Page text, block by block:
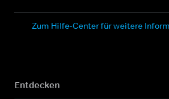
Zum Hilfe-Center für weitere
Entdecken